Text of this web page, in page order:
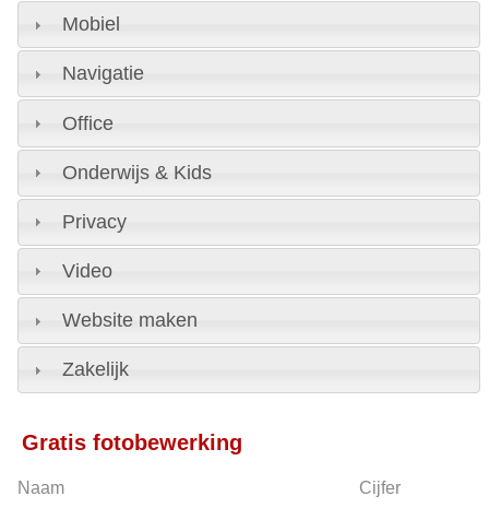
Mobiel
Navigatie
Office
Onderwijs & Kids
Privacy
Video
Website maken
Zakelijk
Gratis fotobewerking
Naam Cijfer